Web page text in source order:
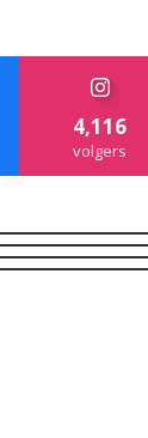
4,116
volgers